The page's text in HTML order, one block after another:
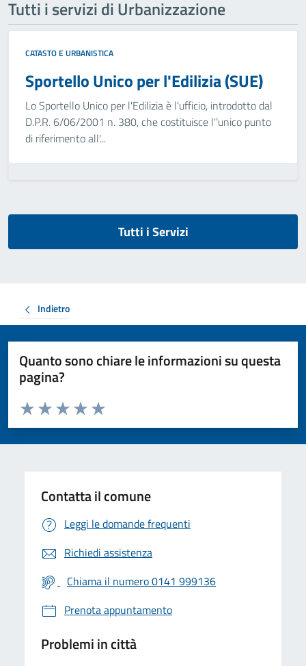
Tutti i servizi di Urbanizzazione
CATASTO E URBANISTICA
Sportello Unico per l'Edilizia (SUE)
Lo Sportello Unico per l'Edilizia è l'ufficio, introdotto dal
D.P.R. 6/06/2001 n. 380, che costituisce l'’unico punto
di riferimento all'...
Tutti i Servizi
Indietro
Quanto sono chiare le informazioni su questa
pagina?
Valuta da 1 a 5 stelle la pagina
Valuta 5 stelle su 5
Valuta 4 stelle su 5
Valuta 3 stelle su 5
Valuta 2 stelle su 5
Valuta 1 stelle su 5
Contatta il comune
Leggi le domande frequenti
Richiedi assistenza
Chiama il numero 0141 999136
Prenota appuntamento
Problemi in città